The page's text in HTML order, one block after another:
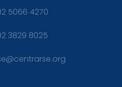
5066 4270
3829 8025